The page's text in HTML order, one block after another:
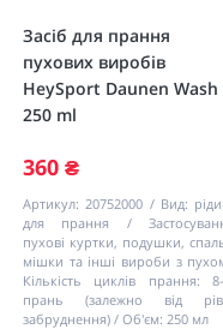
Засіб для прання
пухових виробів
HeySport Daunen Wash
250 ml
360 ₴
Артикул: 20752000 Вид:
для прання
пухові куртки, подушки,
мішки та інші вироби з
Кількість циклів прання:
прань (залежно від
забруднення)
Об'єм: 250 мл